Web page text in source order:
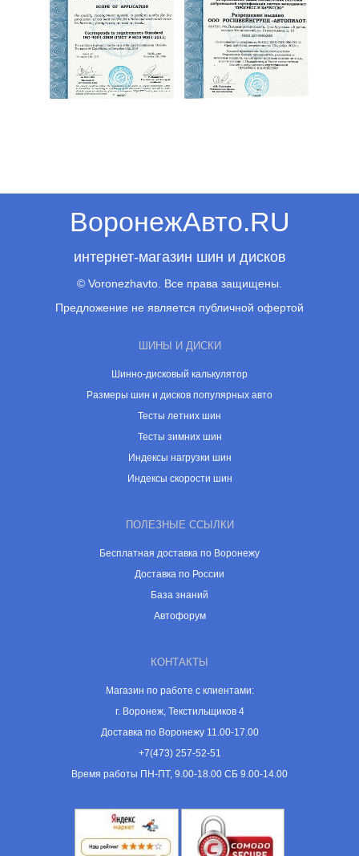
ВоронежАвто.RU
интернет-магазин шин и дисков
© Voronezhavto. Все права защищены.
Предложение не является публичной офертой
ШИНЫ И ДИСКИ
Шинно-дисковый калькулятор
Размеры шин и дисков популярных авто
Тесты летних шин
Тесты зимних шин
Индексы нагрузки шин
Индексы скорости шин
ПОЛЕЗНЫЕ ССЫЛКИ
Бесплатная доставка по Воронежу
Доставка по России
База знаний
Автофорум
КОНТАКТЫ
Магазин по работе с клиентами:
г. Воронеж, Текстильщиков 4
Доставка по Воронежу 11.00-17.00
+7(473) 257-52-51
Время работы ПН-ПТ, 9.00-18.00 СБ 9.00-14.00